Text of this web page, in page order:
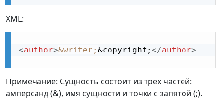
XML:
<author>&writer; &copyright; </author>
Примечание: Сущность состоит из трех частей:
амперсанд (&), имя сущности и точки с запятой (;).